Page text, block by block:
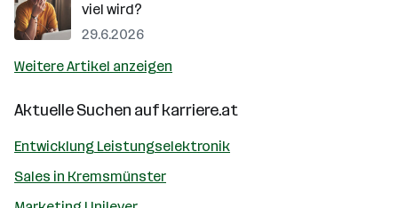
viel wird?
29.6.2026
Weitere Artikel anzeigen
Aktuelle Suchen aufkarriere.at
Entwicklung Leistungselektronik
Sales in Kremsmünster